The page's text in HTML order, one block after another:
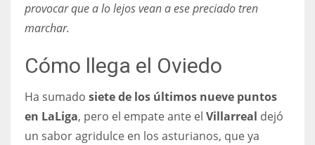
NE
16
OAK
NYG
provocar que a lo lejos vean a ese preciado tren
marchar.
Cómo llega el Oviedo
Ha sumado siete de los últimos nueve puntos
en LaLiga, pero el empate ante el Villarreal dejó
un sabor agridulce en los asturianos, que ya